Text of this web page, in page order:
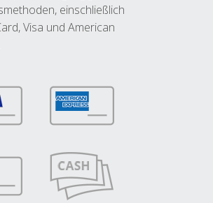
einschließlich
Visa und American